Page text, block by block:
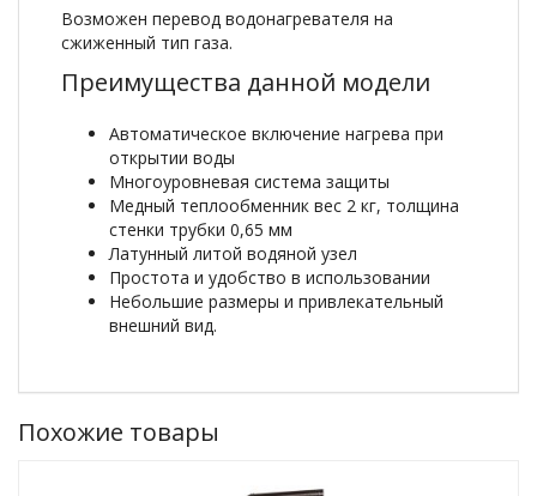
Возможен перевод водонагревателя на
сжиженный тип газа.
Преимущества данной модели
Автоматическое включение нагрева при
открытии воды
Многоуровневая система защиты
Медный теплообменник вес 2 кг, толщина
стенки трубки 0,65 мм
Латунный литой водяной узел
Простота и удобство в использовании
Небольшие размеры и привлекательный
внешний вид.
Похожие товары